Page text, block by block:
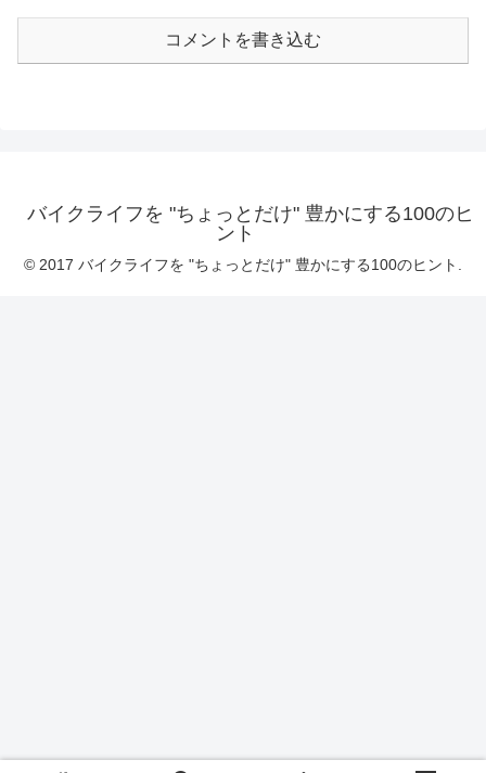
コメントを書き込む
バイクライフを "ちょっとだけ" 豊かにする100のヒ
ント
© 2017 バイクライフを "ちょっとだけ" 豊かにする100のヒント.